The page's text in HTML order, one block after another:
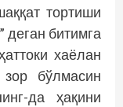
тортиши
деган битимга
хаёлан
зор бўлмасин
да ҳақини